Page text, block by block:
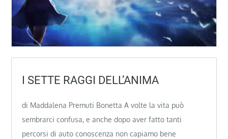
I SETTE RAGGI DELL’ANIMA
di Maddalena Premuti Bonetta A volte la vita può
sembrarci confusa, e anche dopo aver fatto tanti
percorsi di auto conoscenza non capiamo bene